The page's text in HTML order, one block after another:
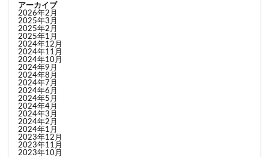
アーカイブ
2026年2月
2025年3月
2025年2月
2025年1月
2024年12月
2024年11月
2024年10月
2024年9月
2024年8月
2024年7月
2024年6月
2024年5月
2024年4月
2024年3月
2024年2月
2024年1月
2023年12月
2023年11月
2023年10月